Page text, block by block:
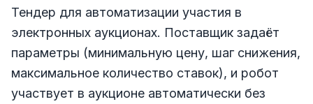
Тендер для автоматизации участия в
электронных аукционах. Поставщик задаёт
параметры (минимальную цену, шаг снижения,
максимальное количество ставок), и робот
участвует в аукционе автоматически без